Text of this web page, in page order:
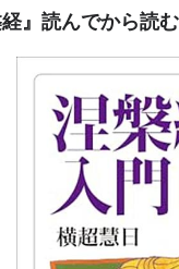
』読んでから読